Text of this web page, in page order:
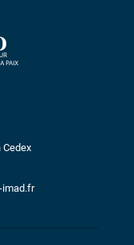
imad.fr